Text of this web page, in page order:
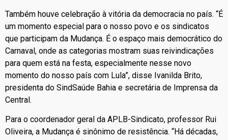
Também houve celebração à vitória da democracia no país. “É
um momento especial para o nosso povo e os sindicatos
que participam da Mudança. É o espaço mais democrático do
Carnaval, onde as categorias mostram suas reivindicações
para quem está na festa, especialmente nesse novo
momento do nosso país com Lula”, disse Ivanilda Brito,
presidenta do SindSaúde Bahia e secretária de Imprensa da
Central.
Para o coordenador geral da APLB-Sindicato, professor Rui
Oliveira, a Mudança é sinônimo de resistência. “Há décadas,